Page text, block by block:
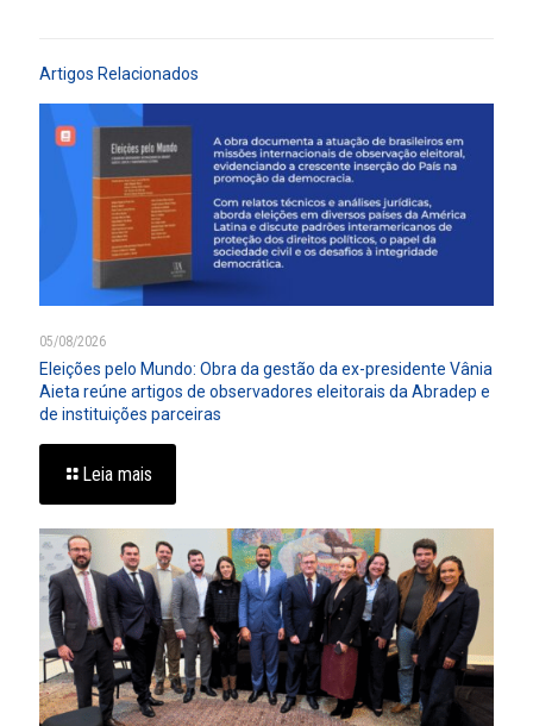
Artigos Relacionados
05/08/2026
Eleições pelo Mundo: Obra da gestão da ex-presidente Vânia
Aieta reúne artigos de observadores eleitorais da Abradep e
de instituições parceiras
Leia mais